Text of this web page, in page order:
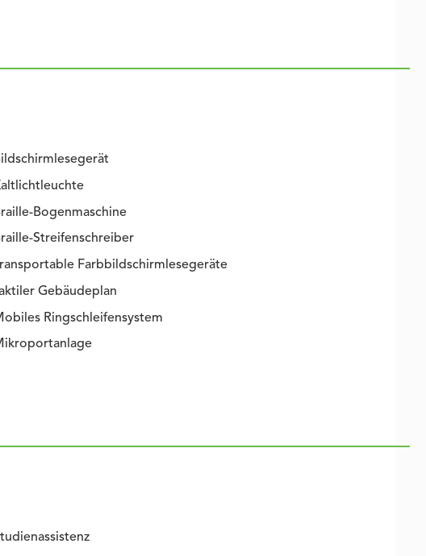
Bogenmaschine
Streifenschreiber
Farbbildschirmlesegeräte
Gebäudeplan
Ringschleifensystem